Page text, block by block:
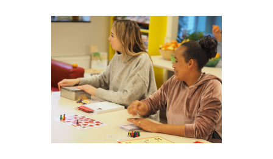
VRIJWILLIGERS & STAGIAIRES